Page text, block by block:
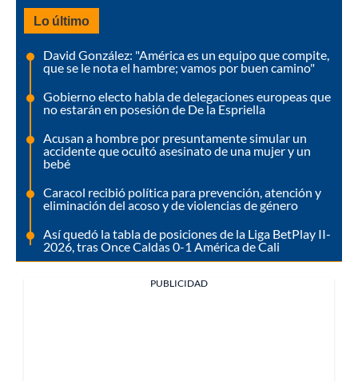
Lo último
David González: "América es un equipo que compite,
que se le nota el hambre; vamos por buen camino"
Gobierno electo habla de delegaciones europeas que
no estarán en posesión de De la Espriella
Acusan a hombre por presuntamente simular un
accidente que ocultó asesinato de una mujer y un
bebé
Caracol recibió política para prevención, atención y
eliminación del acoso y de violencias de género
Así quedó la tabla de posiciones de la Liga BetPlay II-
2026, tras Once Caldas 0-1 América de Cali
PUBLICIDAD